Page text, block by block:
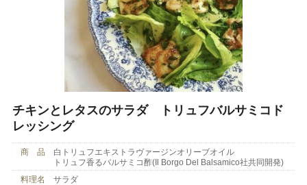
チキンとレタスのサラダ トリュフバルサミコド
レッシング
商 品
白トリュフエキストラヴァージンオリーブオイル
トリュフ香るバルサミコ酢(Il Borgo Del Balsamico社共同開発)
料理名
サラダ